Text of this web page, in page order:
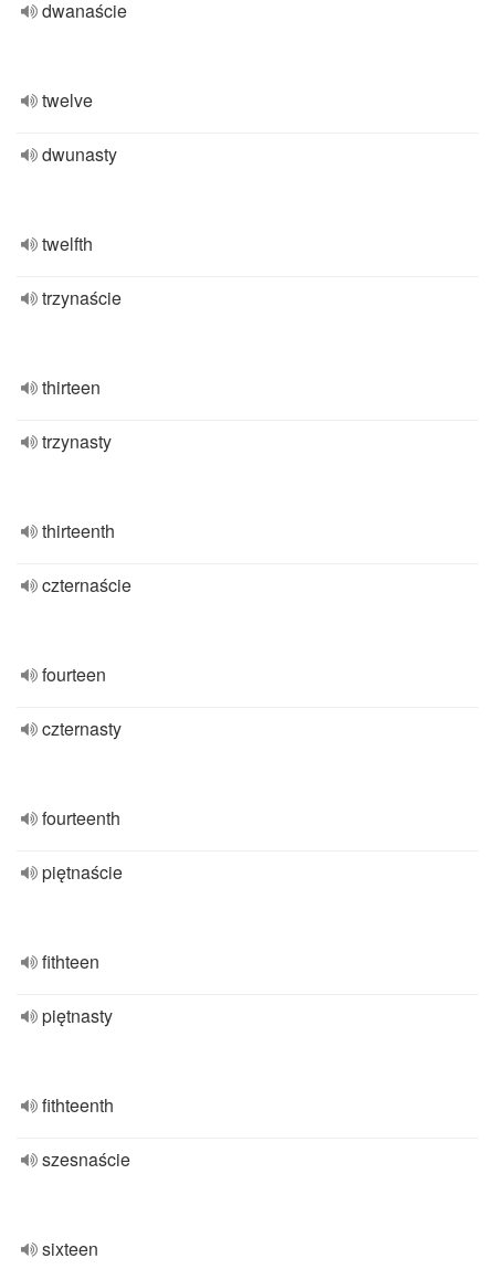
dwanaście
twelve
dwunasty
twelfth
trzynaście
thirteen
trzynasty
thirteenth
czternaście
fourteen
czternasty
fourteenth
piętnaście
fithteen
piętnasty
fithteenth
szesnaście
sixteen